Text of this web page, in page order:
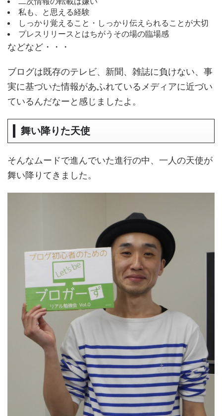
私も、と思える経験
しっかり覚えること・しっかり伝えられることが大切
プレスリリースとはちがうその場の臨場感
などなど・・・
ブログは既存のテレビ、新聞、雑誌に負けない、事
実に基づいた情報があふれているメディアに近づい
ているんだなーと感じましたよ。
舞い降りた天使
そんなムードで進んでいた進行の中、一人の天使が
舞い降りてきました。